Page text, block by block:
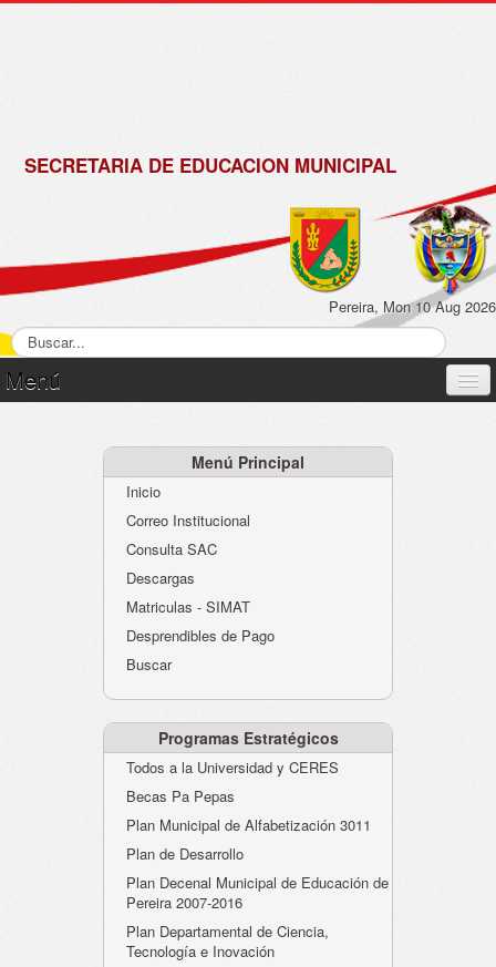
SECRETARIA DE EDUCACION MUNICIPAL
Pereira, Mon 10 Aug 2026
Menú
Atención al Ciudadano
Instituciones Educativas
Despacho Secretaría
Evaluación desempeño
Humano-Cesantías
Menú Principal
Inicio
Correo Institucional
Consulta SAC
Descargas
Matriculas - SIMAT
Desprendibles de Pago
Buscar
Programas Estratégicos
Todos a la Universidad y CERES
Becas Pa Pepas
Plan Municipal de Alfabetización 3011
Plan de Desarrollo
Plan Decenal Municipal de Educación de
Pereira 2007-2016
Plan Departamental de Ciencia,
Tecnología e Inovación
de